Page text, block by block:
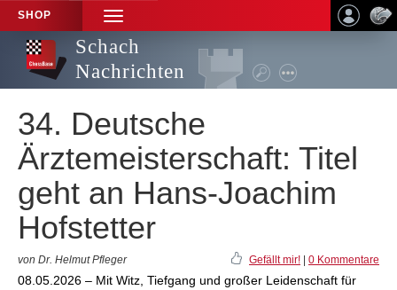
SHOP
TOGGLE
NAVIGATION
Schach
Nachrichten
34. Deutsche
Ärztemeisterschaft: Titel
geht an Hans-Joachim
Hofstetter
von Dr. Helmut Pfleger Gefällt mir! 0 Kommentare
08.05.2026 – Mit Witz, Tiefgang und großer Leidenschaft für